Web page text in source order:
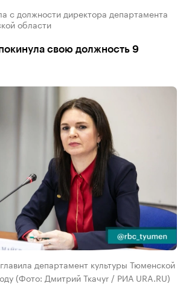
с должности директора департамента
области
свою должность 9
департамент культуры Тюменской
(Фото: Дмитрий Ткачуr / РИА URA.RU)